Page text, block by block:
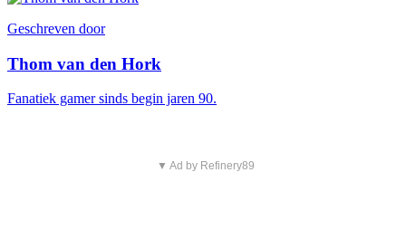
Geschreven door
Thom van den Hork
Fanatiek gamer sinds begin jaren 90.
▼ Ad by Refinery89